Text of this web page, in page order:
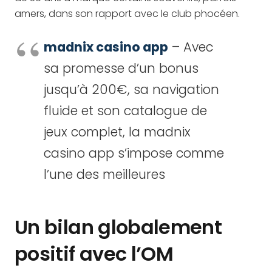
amers, dans son rapport avec le club phocéen.
madnix casino app – Avec
sa promesse d’un bonus
jusqu’à 200€, sa navigation
fluide et son catalogue de
jeux complet, la madnix
casino app s’impose comme
l’une des meilleures
Un bilan globalement
positif avec l’OM